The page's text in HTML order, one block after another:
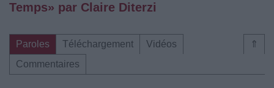
Temps» par Claire Diterzi
⇑
Paroles Téléchargement
Vidéos
Commentaires